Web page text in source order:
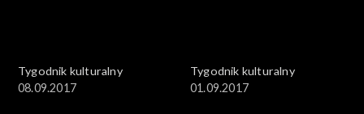
Tygodnik kulturalny
08.09.2017
Tygodnik kulturalny
01.09.2017